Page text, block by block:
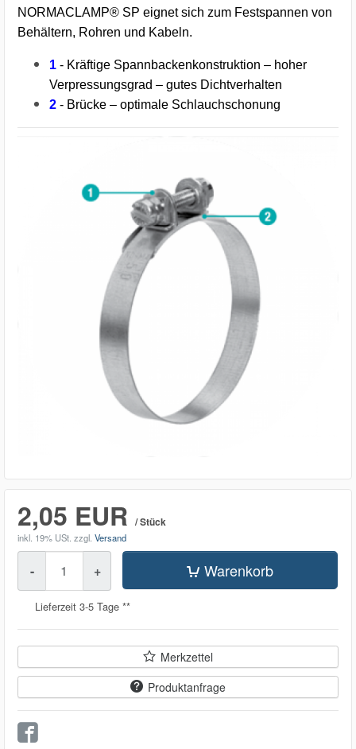
NORMACLAMP® SP eignet sich zum Festspannen von
Behältern, Rohren und Kabeln.
1 - Kräftige Spannbackenkonstruktion – hoher
Verpressungsgrad – gutes Dichtverhalten
2 - Brücke – optimale Schlauchschonung
2,05 EUR / Stück
inkl. 19% USt. zzgl. Versand
- + Warenkorb
Lieferzeit 3-5 Tage **
Merkzettel
Produktanfrage